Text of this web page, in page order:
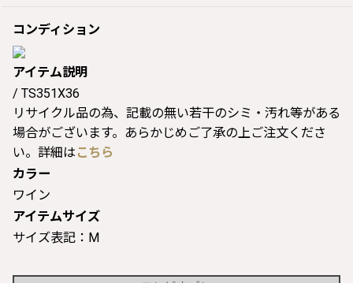
コンディション
アイテム説明
/ TS351X36
リサイクル品の為、記載の無い若干のシミ・汚れ等がある
場合がございます。あらかじめご了承の上ご注文くださ
い。詳細は こちら
カラー
ワイン
アイテムサイズ
サイズ表記：M